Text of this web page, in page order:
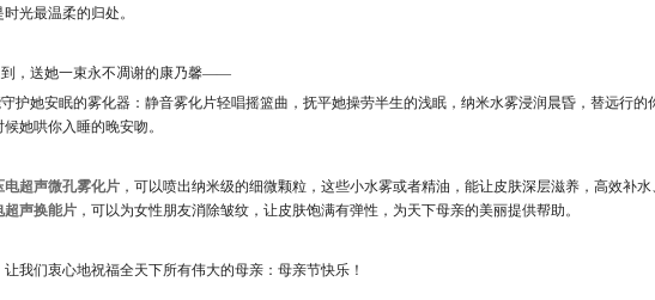
光最温柔的归处。
，送她一束永不凋谢的康乃馨——
她安眠的雾化器：静音雾化片轻唱摇篮曲，抚平她操劳半生的浅眠，纳米水雾浸润晨昏，替远行的
她哄你入睡的晚安吻。
电超声微孔雾化片 ，可以喷出纳米级的细微颗粒，这些小水雾或者精油，能让皮肤深层滋养，高效补
超声换能片 ，可以为女性朋友消除皱纹，让皮肤饱满有弹性，为天下母亲的美丽提供帮助。
我们衷心地祝福全天下所有伟大的母亲：母亲节快乐！